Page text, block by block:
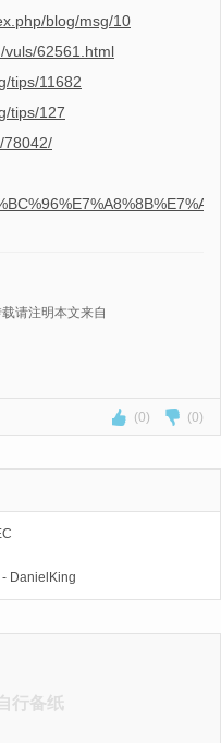
blog/msg/10
vuls/62561.html
tips/11682
tips/127
78042/
请注明本文来自
(0) (0)
DanielKing
行备纸